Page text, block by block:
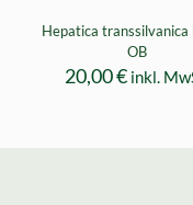
Hepatica transsilvanica
OB
20,00€ inkl.